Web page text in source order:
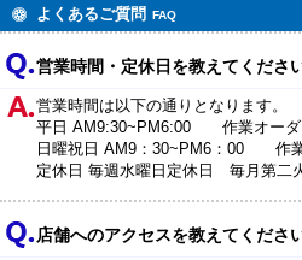
よくあるご質問 FAQ
営業時間・定休日を教えてくださ
営業時間は以下の通りとなります。
平日 AM9:30~PM6:00 作業オーダ
日曜祝日 AM9：30~PM6：00 作
定休日 毎週水曜日定休日 毎月第二
店舗へのアクセスを教えてくださ